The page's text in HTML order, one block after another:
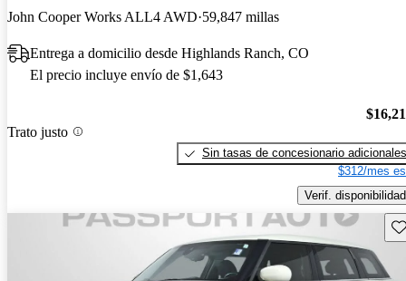
John Cooper Works ALL4 AWD 59,847 millas
Entrega a domicilio desde Highlands Ranch, CO
El precio incluye envío de $1,643
Trato justo
Sin tasas de concesionario adicionales
$312/mes
Verif. disponibilidad